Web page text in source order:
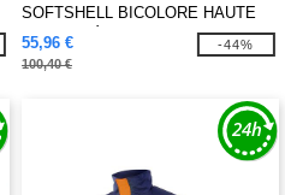
SOFTSHELL BICOLORE HAUTE
VISIBILITÉ
55,96 €
100,40 €
-44%